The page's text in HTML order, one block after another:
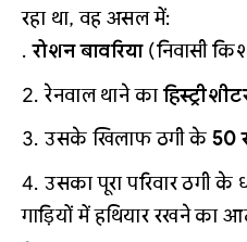
रहा था, वह असल में:
रोशन बावरिया(निवासी
रेनवाल थाने का
उसके खिलाफ ठगी के 50
उसका पूरा परिवार ठगी
गाड़ियों में हथियार रखने का